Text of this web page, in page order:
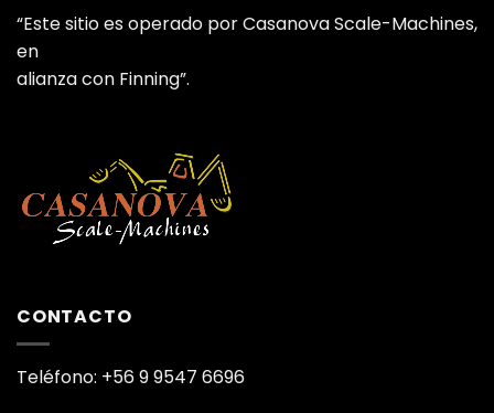
“Este sitio es operado por Casanova Scale-Machines,
en
alianza con Finning”.
CONTACTO
Teléfono: +56 9 9547 6696